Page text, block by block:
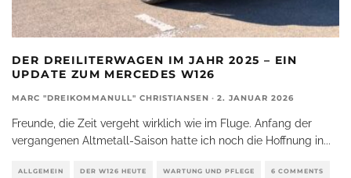
DER DREILITERWAGEN IM JAHR 2025 – EIN
UPDATE ZUM MERCEDES W126
MARC "DREIKOMMANULL" CHRISTIANSEN · 2. JANUAR 2026
Freunde, die Zeit vergeht wirklich wie im Fluge. Anfang der
vergangenen Altmetall-Saison hatte ich noch die Hoffnung in...
ALLGEMEIN DER W126 HEUTE WARTUNG UND PFLEGE 6 COMMENTS